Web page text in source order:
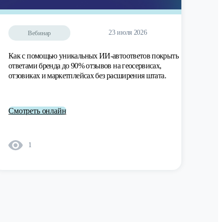
Вебинар 23 июля 2026
Как с помощью уникальных ИИ-автоответов покрыть
ответами бренда до 90% отзывов на геосервисах,
отзовиках и маркетплейсах без расширения штата.
Смотреть онлайн
1